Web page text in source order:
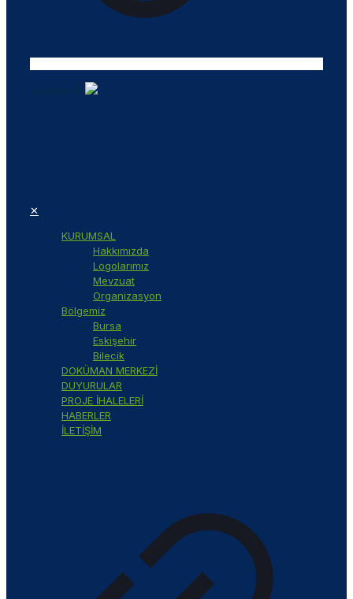
✕
KURUMSAL
Hakkımızda
Logolarımız
Mevzuat
Organizasyon
Bölgemiz
Bursa
Eskişehir
Bilecik
DOKÜMAN MERKEZİ
DUYURULAR
PROJE İHALELERİ
HABERLER
İLETİŞİM